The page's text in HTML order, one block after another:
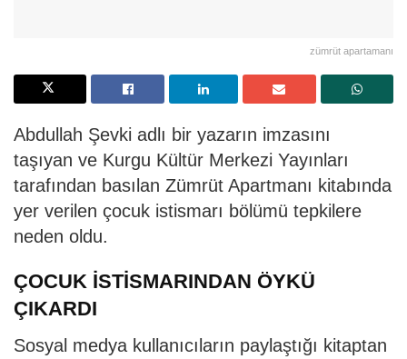
zümrüt apartamanı
Abdullah Şevki adlı bir yazarın imzasını
taşıyan ve Kurgu Kültür Merkezi Yayınları
tarafından basılan Zümrüt Apartmanı kitabında
yer verilen çocuk istismarı bölümü tepkilere
neden oldu.
ÇOCUK İSTİSMARINDAN ÖYKÜ
ÇIKARDI
Sosyal medya kullanıcıların paylaştığı kitaptan